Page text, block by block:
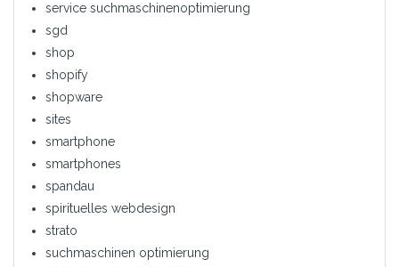
service suchmaschinenoptimierung
sgd
shop
shopify
shopware
sites
smartphone
smartphones
spandau
spirituelles webdesign
strato
suchmaschinen optimierung